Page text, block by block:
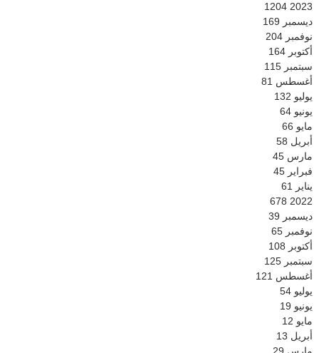
2023
1204
ديسمبر 169
نوفمبر 204
أكتوبر 164
سبتمبر 115
أغسطس 81
يوليو 132
يونيو 64
مايو 66
أبريل 58
مارس 45
فبراير 45
يناير 61
2022
678
ديسمبر 39
نوفمبر 65
أكتوبر 108
سبتمبر 125
أغسطس 121
يوليو 54
يونيو 19
مايو 12
أبريل 13